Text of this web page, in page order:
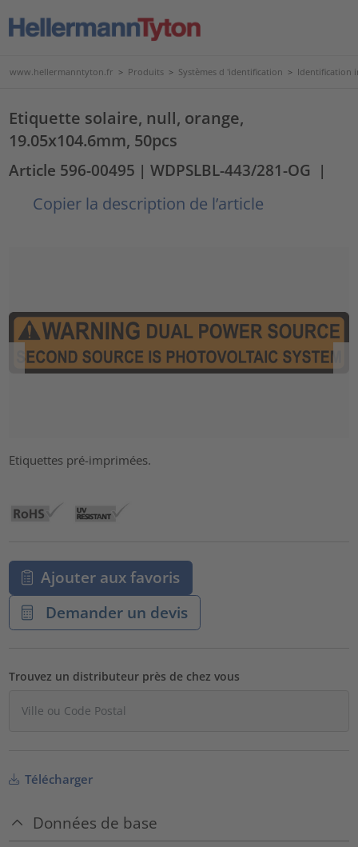
www.hellermanntyton.fr > Produits > Systèmes d 'identification > Identification
Etiquette solaire, null, orange,
19.05x104.6mm, 50pcs
Article 596-00495 | WDPSLBL-443/281-OG |
Copier la description de l’article
Etiquettes pré-imprimées.
Ajouter aux favoris
Demander un devis
Trouvez un distributeur près de chez vous
Télécharger
Données de base